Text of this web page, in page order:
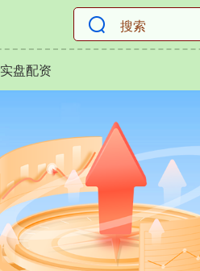
实盘配资